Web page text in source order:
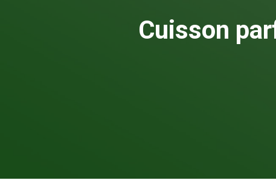
Cuisson